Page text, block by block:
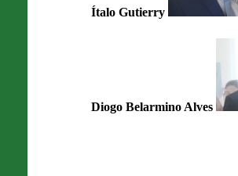
Ítalo Gutierry
Diogo Belarmino Alves